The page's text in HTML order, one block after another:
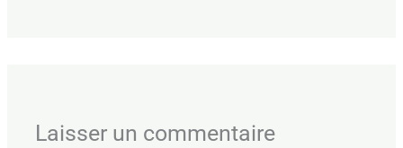
Laisser un commentaire